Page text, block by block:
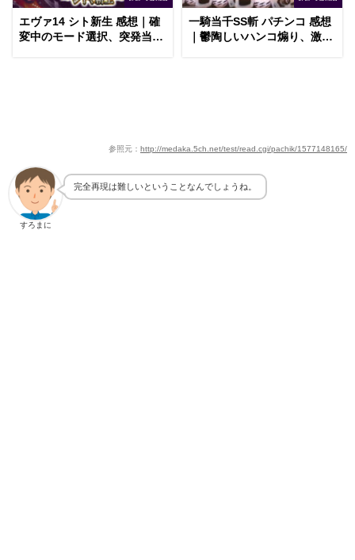
エヴァ14 シト新生 感想｜確
変中のモード選択、突発当た
一騎当千SS斬 パチンコ 感想
｜鬱陶しいハンコ煽り、激熱
参照元： http://medaka.5ch.net/test/read.cgi/pachik/1577148165/
すろまに
完全再現は難しいということなんでしょうね。